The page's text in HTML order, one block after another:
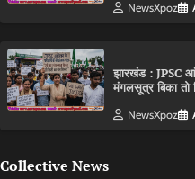
NewsXpoz
झारखंड : JPSC
मंगलसूत्र बिका तो
NewsXpoz
Collective News